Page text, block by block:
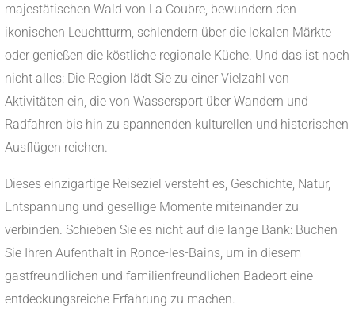
majestätischen Wald von La Coubre, bewundern den
ikonischen Leuchtturm, schlendern über die lokalen Märkte
oder genießen die köstliche regionale Küche. Und das ist noch
nicht alles: Die Region lädt Sie zu einer Vielzahl von
Aktivitäten ein, die von Wassersport über Wandern und
Radfahren bis hin zu spannenden kulturellen und historischen
Ausflügen reichen.
Dieses einzigartige Reiseziel versteht es, Geschichte, Natur,
Entspannung und gesellige Momente miteinander zu
verbinden. Schieben Sie es nicht auf die lange Bank: Buchen
Sie Ihren Aufenthalt in Ronce-les-Bains, um in diesem
gastfreundlichen und familienfreundlichen Badeort eine
entdeckungsreiche Erfahrung zu machen.